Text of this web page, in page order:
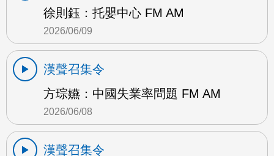
徐則鈺：托嬰中心 FM AM
2026/06/09
漢聲召集令
方琮嬿：中國失業率問題 FM AM
2026/06/08
漢聲召集令